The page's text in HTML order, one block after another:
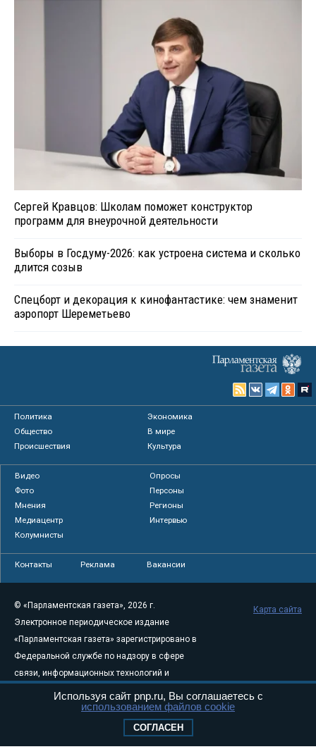
Сергей Кравцов: Школам поможет конструктор
программ для внеурочной деятельности
Выборы в Госдуму-2026: как устроена система и сколько
длится созыв
Спецборт и декорация к кинофантастике: чем знаменит
аэропорт Шереметьево
Политика
Экономика
Общество
В мире
Происшествия
Культура
Видео
Опросы
Фото
Персоны
Мнения
Регионы
Медиацентр
Интервью
Колумнисты
Контакты Реклама Вакансии
© «Парламентская газета», 2026 г.
Электронное периодическое издание
«Парламентская газета» зарегистрировано в
Федеральной службе по надзору в сфере
связи, информационных технологий и
августа 2011 года. 18+
Свидетельство о регистрации Эл № ФС77-
Карта сайта
Используя сайт pnp.ru, Вы соглашаетесь с
использованием файлов cookie
СОГЛАСЕН